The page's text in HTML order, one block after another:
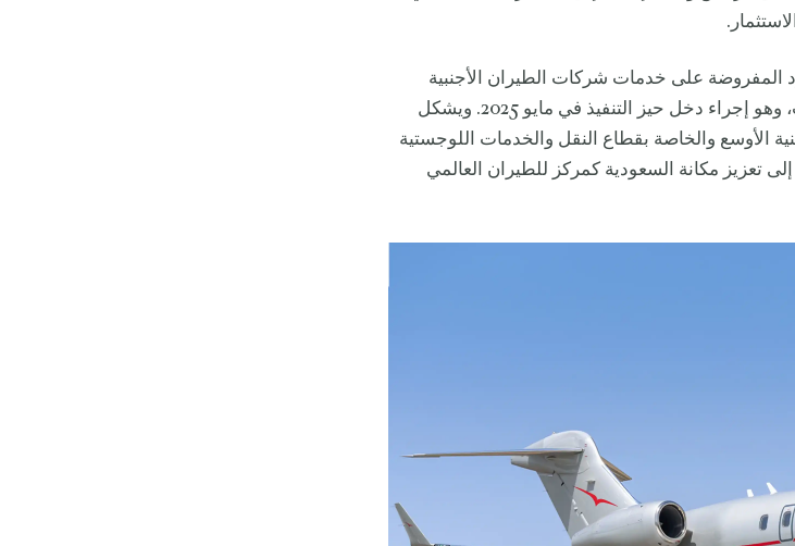
المفروضة على خدمات شركات الطيران الأجنبية
المشغلة للطائرات الخاصة عند الطلب، وهو إجراء دخل حيز التنفيذ في مايو 2025. ويشكل
الأوسع والخاصة بقطاع النقل والخدمات اللوجستية
تعزيز مكانة السعودية كمركز للطيران العالمي